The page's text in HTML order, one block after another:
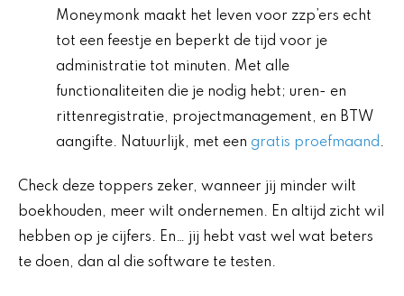
Moneymonk maakt het leven voor zzp’ers echt
tot een feestje en beperkt de tijd voor je
administratie tot minuten. Met alle
functionaliteiten die je nodig hebt; uren- en
rittenregistratie, projectmanagement, en BTW
aangifte. Natuurlijk, met een gratis proefmaand .
Check deze toppers zeker, wanneer jij minder wilt
boekhouden, meer wilt ondernemen. En altijd zicht wil
hebben op je cijfers. En… jij hebt vast wel wat beters
te doen, dan al die software te testen.